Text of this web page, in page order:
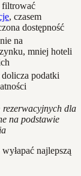
filtrować
, czasem
dostępność
na
mniej hoteli
dolicza podatki
dla
na podstawie
najlepszą